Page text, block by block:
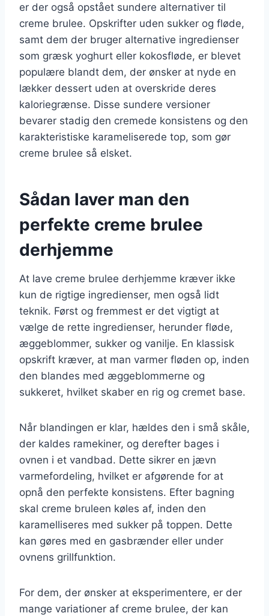
er der også opstået sundere alternativer til
creme brulee. Opskrifter uden sukker og fløde,
samt dem der bruger alternative ingredienser
som græsk yoghurt eller kokosfløde, er blevet
populære blandt dem, der ønsker at nyde en
lækker dessert uden at overskride deres
kaloriegrænse. Disse sundere versioner
bevarer stadig den cremede konsistens og den
karakteristiske karameliserede top, som gør
creme brulee så elsket.
Sådan laver man den
perfekte creme brulee
derhjemme
At lave creme brulee derhjemme kræver ikke
kun de rigtige ingredienser, men også lidt
teknik. Først og fremmest er det vigtigt at
vælge de rette ingredienser, herunder fløde,
æggeblommer, sukker og vanilje. En klassisk
opskrift kræver, at man varmer fløden op, inden
den blandes med æggeblommerne og
sukkeret, hvilket skaber en rig og cremet base.
Når blandingen er klar, hældes den i små skåle,
der kaldes ramekiner, og derefter bages i
ovnen i et vandbad. Dette sikrer en jævn
varmefordeling, hvilket er afgørende for at
opnå den perfekte konsistens. Efter bagning
skal creme bruleen køles af, inden den
karamelliseres med sukker på toppen. Dette
kan gøres med en gasbrænder eller under
ovnens grillfunktion.
For dem, der ønsker at eksperimentere, er der
mange variationer af creme brulee, der kan